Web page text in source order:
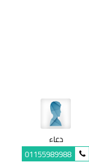
دعاء
01155989988